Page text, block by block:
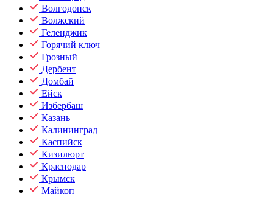
Волгодонск
Волжский
Геленджик
Горячий ключ
Грозный
Дербент
Домбай
Ейск
Избербаш
Казань
Калининград
Каспийск
Кизилюрт
Краснодар
Крымск
Майкоп